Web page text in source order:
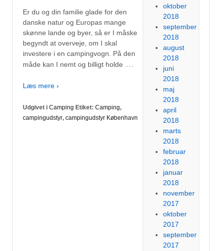
Er du og din familie glade for den
danske natur og Europas mange
skønne lande og byer, så er I måske
begyndt at overveje, om I skal
investere i en campingvogn. På den
måde kan I nemt og billigt holde …
Læs mere ›
Udgivet i Camping Etiket: Camping,
campingudstyr, campingudstyr København
oktober
2018
september
2018
august
2018
juni
2018
maj
2018
april
2018
marts
2018
februar
2018
januar
2018
november
2017
oktober
2017
september
2017